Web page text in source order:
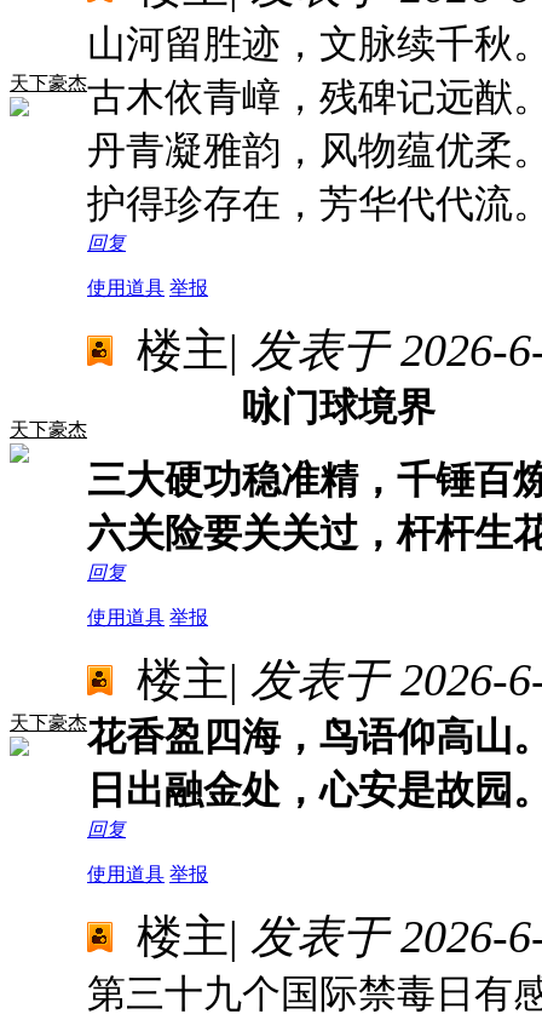
天下豪杰
山河留胜迹，文脉续千秋
古木依青嶂，残碑记远猷
丹青凝雅韵，风物蕴优柔
护得珍存在，芳华代代流
回复
使用道具 举报
天下豪杰
楼主| 发表于 2026-
咏门球境界
三大硬功稳准精，千锤百
六关险要关关过，杆杆生
回复
使用道具 举报
天下豪杰
楼主| 发表于 2026-
花香盈四海，鸟语仰高山
日出融金处，心安是故园
回复
使用道具 举报
楼主| 发表于 2026-
第三十九个国际禁毒日有